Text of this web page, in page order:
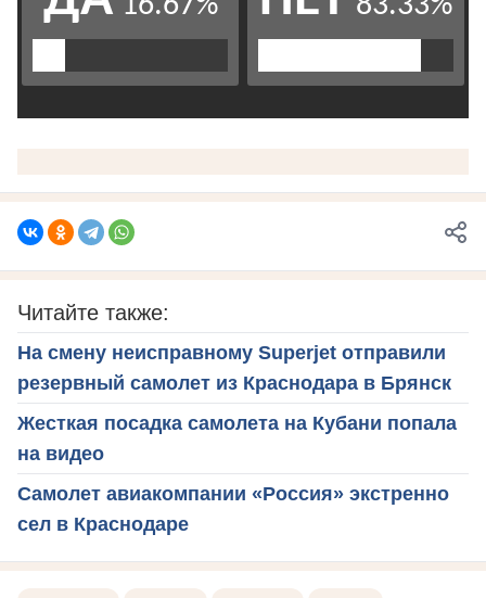
Читайте также:
На смену неисправному Superjet отправили
резервный самолет из Краснодара в Брянск
Жесткая посадка самолета на Кубани попала
на видео
Самолет авиакомпании «Россия» экстренно
сел в Краснодаре